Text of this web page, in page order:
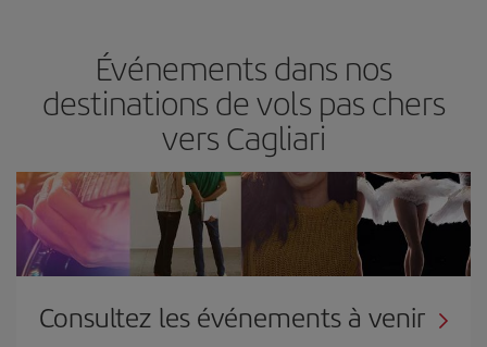
Événements dans nos
destinations de vols pas chers
vers Cagliari
Consultez les événements à venir